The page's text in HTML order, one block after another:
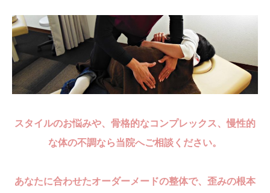
スタイルのお悩みや、骨格的なコンプレックス、慢性的
な体の不調なら当院へご相談ください。
あなたに合わせたオーダーメードの整体で、歪みの根本